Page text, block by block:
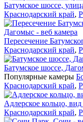
Батумское шоссе,
Краснодарский край,
Пересечение
Краснодарский край,
Батумское шоссе,
Популярные камеры
Краснодарский край,
Адлерское кольцо,
Краснодарский край,